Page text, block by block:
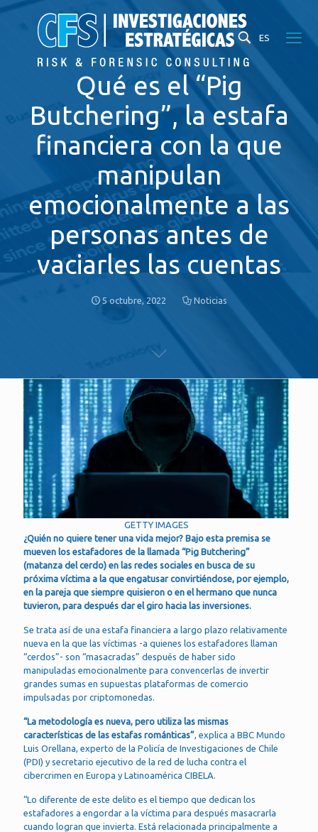
ES
Qué es el “Pig
Butchering”, la estafa
financiera con la que
manipulan
emocionalmente a las
personas antes de
vaciarles las cuentas
5 octubre, 2022 Noticias
GETTY IMAGES
¿Quién no quiere tener una vida mejor? Bajo esta premisa se
mueven los estafadores de la llamada “Pig Butchering”
(matanza del cerdo) en las redes sociales en busca de su
próxima víctima a la que engatusar convirtiéndose, por ejemplo,
en la pareja que siempre quisieron o en el hermano que nunca
tuvieron, para después dar el giro hacia las inversiones.
Se trata así de una estafa financiera a largo plazo relativamente
nueva en la que las víctimas -a quienes los estafadores llaman
“cerdos”- son “masacradas” después de haber sido
manipuladas emocionalmente para convencerlas de invertir
grandes sumas en supuestas plataformas de comercio
impulsadas por criptomonedas.
“La metodología es nueva, pero utiliza las mismas
características de las estafas románticas”, explica a BBC Mundo
Luis Orellana, experto de la Policía de Investigaciones de Chile
(PDI) y secretario ejecutivo de la red de lucha contra el
cibercrimen en Europa y Latinoamérica CIBELA.
“Lo diferente de este delito es el tiempo que dedican los
estafadores a engordar a la víctima para después masacrarla
cuando logran que invierta. Está relacionada principalmente a